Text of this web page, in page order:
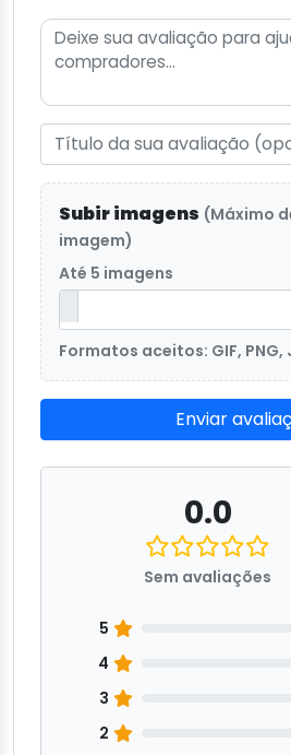
Subir imagens (Máximo
imagem)
Até 5 imagens
Formatos aceitos: GIF, PNG,
Enviar
0.0
Sem avaliações
5
4
3
2